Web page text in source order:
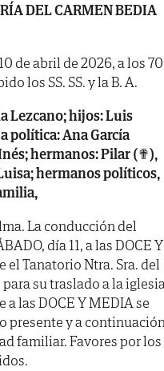
DEL CARMEN BEDIA
de abril de 2026, a los 70
los SS. SS. y la B. A.
Lezcano; hijos: Luis
política: Ana García
hermanos: Pilar (✟),
hermanos políticos,
La conducción del
día 11, a las DOCE Y
el Tanatorio Ntra. Sra. del
para su traslado a la
las DOCE Y MEDIA se
presente y a
familiar. Favores por los